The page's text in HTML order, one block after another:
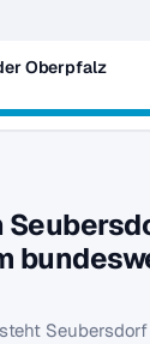
Oberpfalz